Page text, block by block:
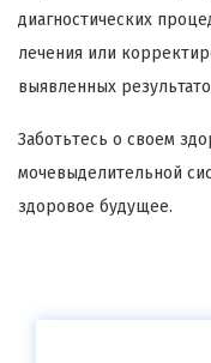
диагностических
лечения или
выявленных
Заботьтесь о своем
мочевыделительной
здоровое будущее.